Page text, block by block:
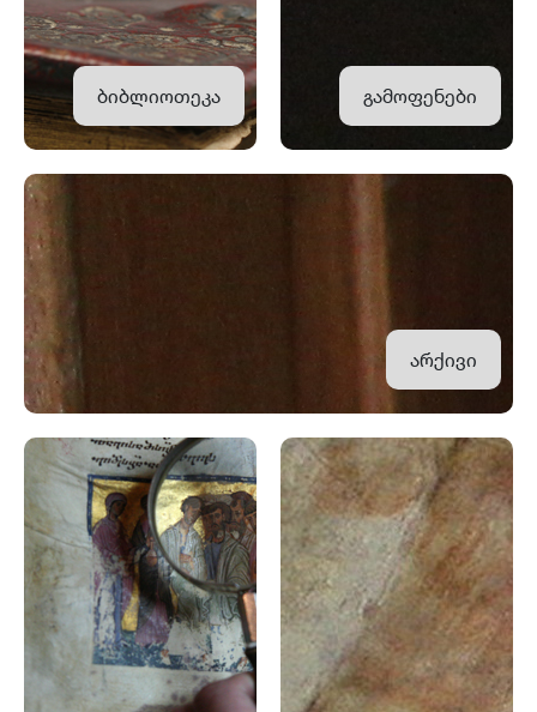
ბიბლიოთეკა გამოფენები
არქივი